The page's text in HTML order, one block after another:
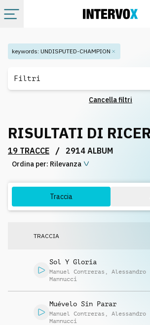
Categorie
Playlist
Licenze
keywords: UNDISPUTED-CHAMPION
Filtri
Cancella filtri
RISULTATI DI
19 TRACCE / 2914 ALBUM
Ordina per: Rilevanza
Traccia
TRACCIA
Sol Y Gloria
Manuel Contreras , Alessandro
Mannucci
Muévelo Sin Parar
Manuel Contreras , Alessandro
Mannucci